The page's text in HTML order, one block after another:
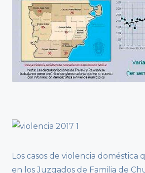
Los casos de violencia doméstica
en los Juzgados de Familia de